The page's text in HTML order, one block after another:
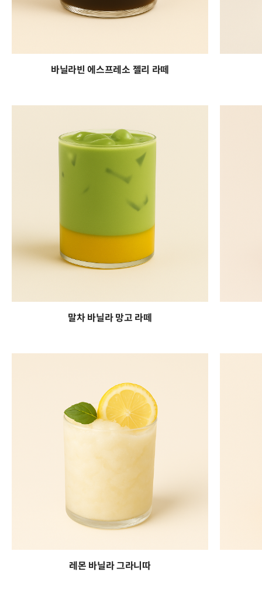
바닐라빈 에스프레소 젤리 라떼
말차 바닐라 망고 라떼
레몬 바닐라 그라니따